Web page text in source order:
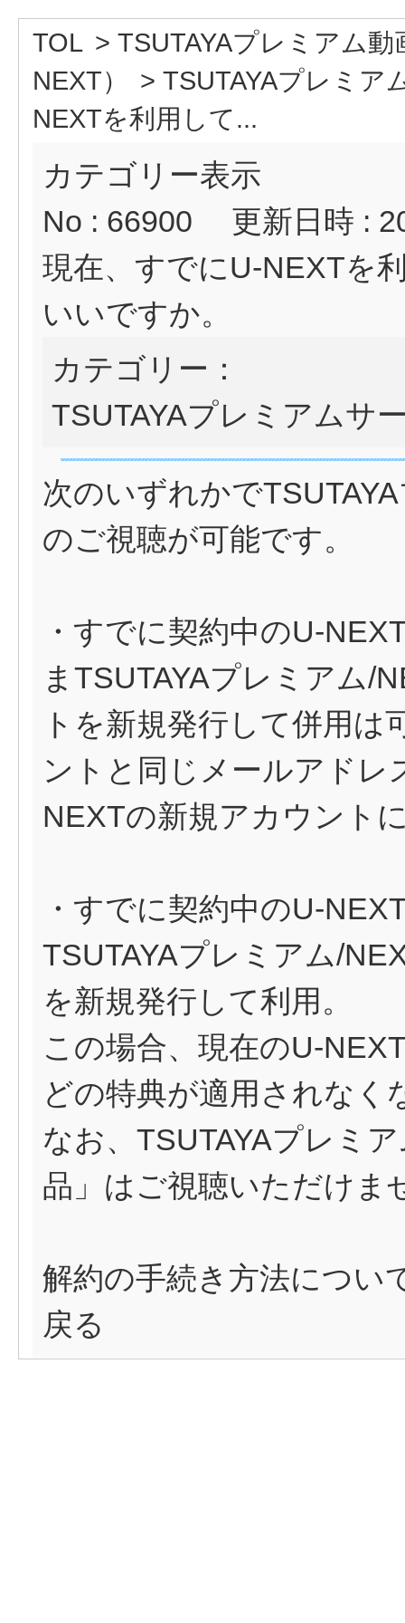
TOL > TSUTAYAプレミアム
NEXT）
> TSUTAYAプレミア
NEXTを利用して...
カテゴリー表示
No : 66900
更新日時 :
現在、すでにU-NEXTを
いいですか。
カテゴリー：
TSUTAYAプレミアムサ
次のいずれかで
のご視聴が可能です。
・すでに契約中のU-
まTSUTAYAプレミアム/
トを新規発行して併用
ントと同じメールアドレ
NEXTの新規アカウント
・すでに契約中のU-
TSUTAYAプレミアム/
を新規発行して利用。
この場合、現在のU-
どの特典が適用されなく
なお、TSUTAYAプレミ
品」はご視聴いただけま
解約の手続き方法につい
戻る